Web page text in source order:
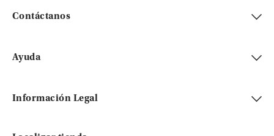
Contáctanos
Ayuda
Información Legal